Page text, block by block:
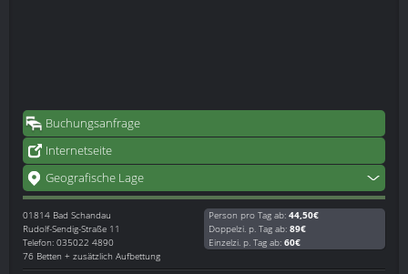
Buchungsanfrage
Internetseite
Geografische Lage
01814 Bad Schandau
Rudolf-Sendig-Straße 11
Telefon: 035022 4890
76 Betten + zusätzlich Aufbettung
Person pro Tag ab: 44,50€
Doppelzi. p. Tag ab: 89€
Einzelzi. p. Tag ab: 60€